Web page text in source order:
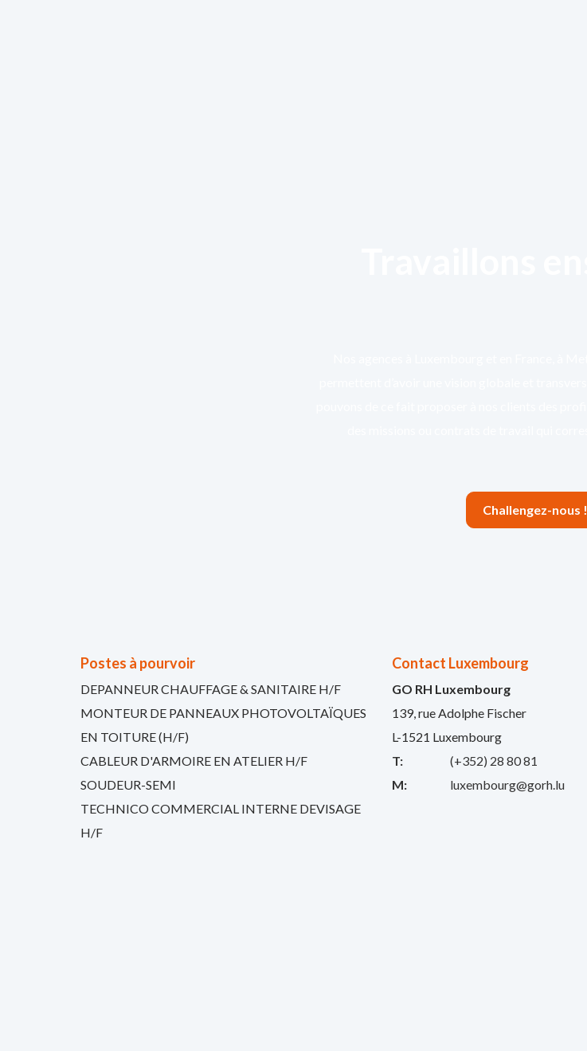
Challengez-nous !
Postes à pourvoir
DEPANNEUR CHAUFFAGE & SANITAIRE H/F
MONTEUR DE PANNEAUX PHOTOVOLTAÏQUES
EN TOITURE (H/F)
CABLEUR D'ARMOIRE EN ATELIER H/F
SOUDEUR-SEMI
TECHNICO COMMERCIAL INTERNE DEVISAGE
H/F
Contact Luxembourg
GO RH Luxembourg
139, rue Adolphe Fischer
L-1521 Luxembourg
T:
(+352) 28 80 81
M:
luxembourg@gorh.lu